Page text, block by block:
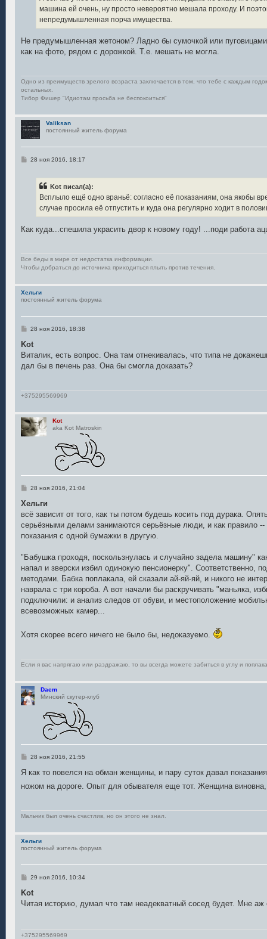
машина ей очень, ну просто невероятно мешала проходу. И
непредумышленная порча имущества.
Не предумышленная жетоном? Ладно бы сумочкой или
как на фото, рядом с дорожкой. Т.е. мешать не могла.
Одно из преимуществ зрелого возраста заключается в том, что тебе с каждым
остальных.
Тибор Фишер "Идиотам просьба не беспокоиться"
Valiksan
постоянный житель форума
С28 ноя 2016, 18:17
Kot писал(а):
Всплыло ещё одно враньё: согласно её показаниям, она якобы
случае просила её отпустить и куда она регулярно ходит в
Как куда...спешила украсить двор к новому году! ...поди работа
Все беды в мире от недостатка информации.
Чтобы добраться до источника приходиться плыть против течения.
Хельги
постоянный житель форума
С
о
щ
е
28 ноя 2016, 18:38
Kot
Виталик, есть вопрос. Она там отнекивалась, что типа не
дал бы в печень раз. Она бы смогла доказать?
+375295569969
Kot
aka Kot Matroskin
С
о
щ
е
н
и
28 ноя 2016, 21:04
Хельги
всё зависит от того, как ты потом будешь косить под дурака.
серьёзными делами занимаются серьёзные люди, и как правило
показания с одной бумажки в другую.
"Бабушка проходя, поскользнулась и случайно задела машину"
напал и зверски избил одинокую пенсионерку". Соответственно,
методами. Бабка поплакала, ей сказали ай-яй-яй, и никого не
наврала с три короба. А вот начали бы раскручивать "маньяка,
подключили: и анализ следов от обуви, и местоположение
всевозможных камер...
Хотя скорее всего ничего не было бы, недоказуемо.
Если я вас напрягаю или раздражаю, то вы всегда можете забиться в углу и
Daem
Минский скутер-клуб
С
о
щ
28 ноя 2016, 21:55
Я как то повелся на обман женщины, и пару суток давал
ножом на дороге. Опыт для обывателя еще тот. Женщина виновна,
Мальчик был очень счастлив, но он этого не знал.
Хельги
постоянный житель форума
С
о
щ
е
29 ноя 2016, 10:34
Kot
Читая историю, думал что там неадекватный сосед будет. Мне аж
+375295569969